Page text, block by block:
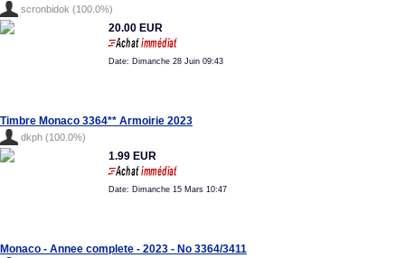
scronbidok (100.0%)
20.00 EUR
Date: Dimanche 28 Juin 09:43
Timbre Monaco 3364** Armoirie 2023
dkph (100.0%)
1.99 EUR
Date: Dimanche 15 Mars 10:47
Monaco - Annee complete - 2023 - No 3364/3411